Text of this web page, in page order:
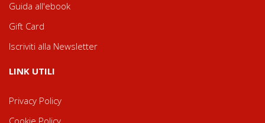
Guida all'ebook
Gift Card
Iscriviti alla Newsletter
LINK UTILI
Privacy Policy